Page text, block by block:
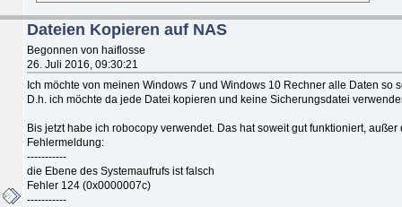
Dateien Kopieren auf NAS
Begonnen von haiflosse
26. Juli 2016, 09:30:21
Ich möchte von meinen Windows 7 und Windows 10 Rechner alle Daten
D.h. ich möchte da jede Datei kopieren und keine Sicherungsdatei
Bis jetzt habe ich robocopy verwendet. Das hat soweit gut funktioniert,
Fehlermeldung:
-----------
die Ebene des Systemaufrufs ist falsch
Fehler 124 (0x0000007c)
-----------